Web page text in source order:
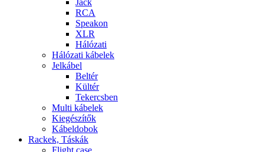
Jack
RCA
Speakon
XLR
Hálózati
Hálózati kábelek
Jelkábel
Beltér
Kültér
Tekercsben
Multi kábelek
Kiegészítők
Kábeldobok
Rackek, Táskák
Flight case